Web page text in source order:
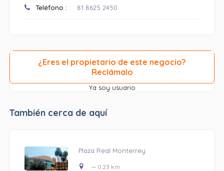
Teléfono : 81 8625 2450
¿Eres el propietario de este negocio?
Reclámalo
Ya soy usuario
También cerca de aquí
Plaza Real Monterrey
— 0.23 km